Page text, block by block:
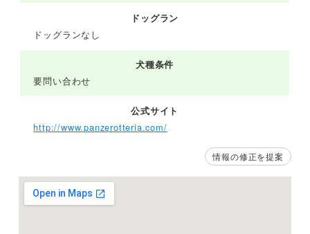
ドッグラン
ドッグランなし
犬種条件
要問い合わせ
公式サイト
http://www.panzerotteria.com/
情報の修正を提案